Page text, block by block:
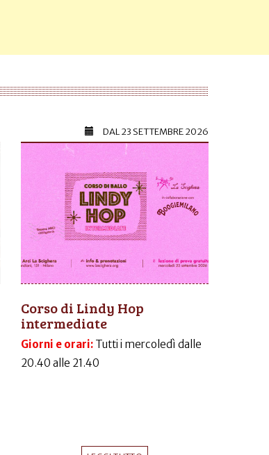
DAL23 SETTEMBRE 2026
Corso di Lindy Hop
intermediate
Giorni e orari: Tutti i mercoledì dalle
20.40 alle 21.40